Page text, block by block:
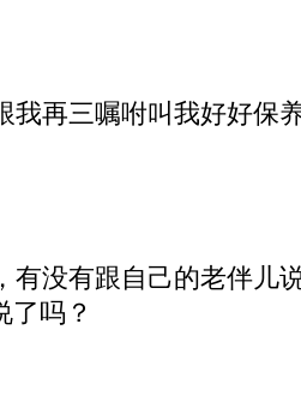
再三嘱咐叫我好好保
没有跟自己的老伴儿
了吗？